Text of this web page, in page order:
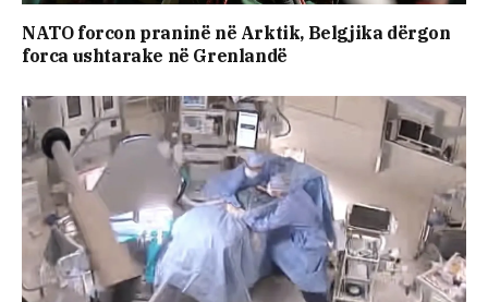
NATO forcon praninë në Arktik, Belgjika dërgon
forca ushtarake në Grenlandë